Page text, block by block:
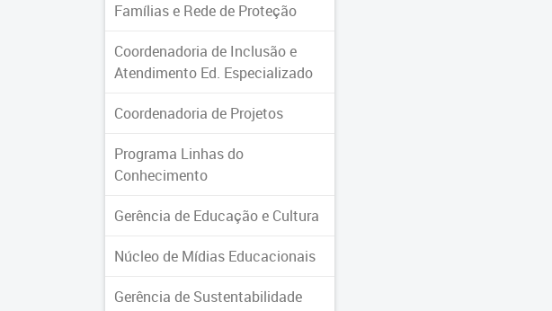
Famílias e Rede de Proteção
Coordenadoria de Inclusão e
Atendimento Ed. Especializado
Coordenadoria de Projetos
Programa Linhas do
Conhecimento
Gerência de Educação e Cultura
Núcleo de Mídias Educacionais
Gerência de Sustentabilidade